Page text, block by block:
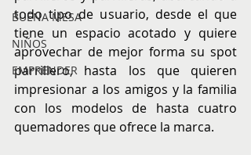
BUENA MESA
NIÑOS
EMPRENDER
todo tipo de usuario, desde el que
tiene un espacio acotado y quiere
aprovechar de mejor forma su spot
parrillero, hasta los que quieren
impresionar a los amigos y la familia
con los modelos de hasta cuatro
quemadores que ofrece la marca.